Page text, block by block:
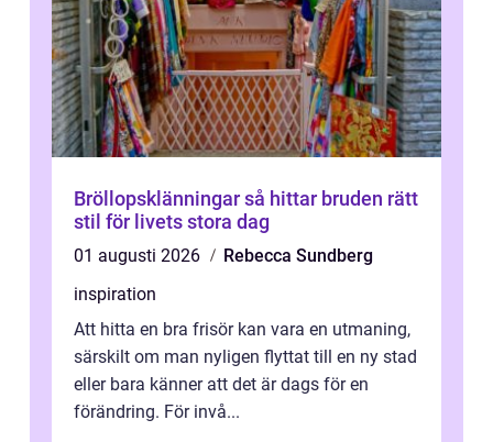
Bröllopsklänningar så hittar bruden rätt
stil för livets stora dag
01 augusti 2026
Rebecca Sundberg
inspiration
Att hitta en bra frisör kan vara en utmaning,
särskilt om man nyligen flyttat till en ny stad
eller bara känner att det är dags för en
förändring. För invå...